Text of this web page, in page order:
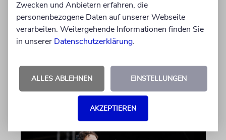
Die Schauspielerin steht nicht nur vor der
Kamera, sondern engagiert sich auch
ehrenamtlich. Der Deutsche Kulturrat würdigt
07.08.2026
Zwecken und Anbietern erfahren, die
personenbezogene Daten auf unserer Webseite
verarbeiten. Weitergehende Informationen finden Sie
in unserer Datenschutzerklärung.
ALLES ABLEHNEN EINSTELLUNGEN
AKZEPTIEREN